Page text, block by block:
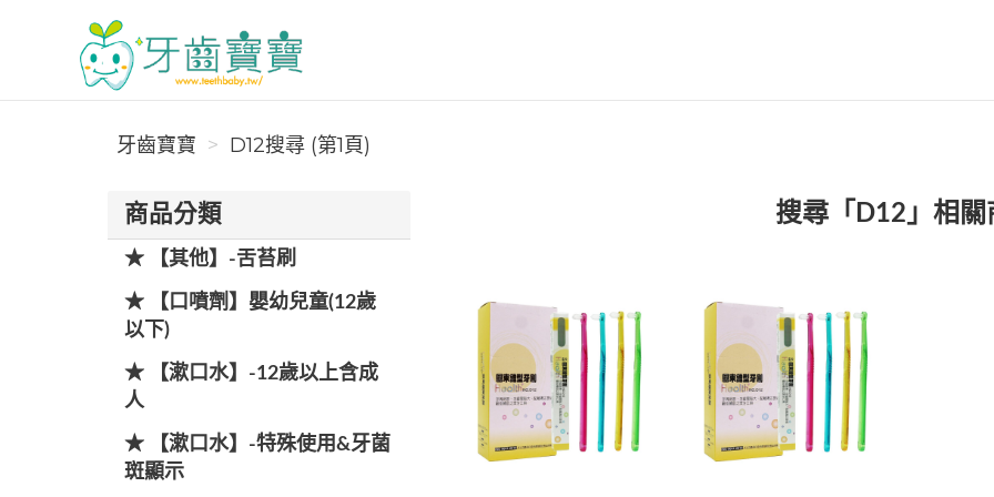
牙齒寶寶
牙齒寶寶 D12搜尋 (第1頁)
商品分類
★ 【其他】-舌苔刷
★ 【口噴劑】嬰幼兒童(12歲
以下)
★ 【漱口水】-12歲以上含成
人
★ 【漱口水】-特殊使用&牙菌
斑顯示
搜尋「D12」相關